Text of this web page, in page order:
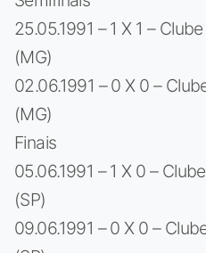
25.05.1991 – 1 X 1 –
(MG)
02.06.1991 – 0 X 0 –
(MG)
Finais
05.06.1991 – 1 X 0 –
(SP)
09.06.1991 – 0 X 0 –